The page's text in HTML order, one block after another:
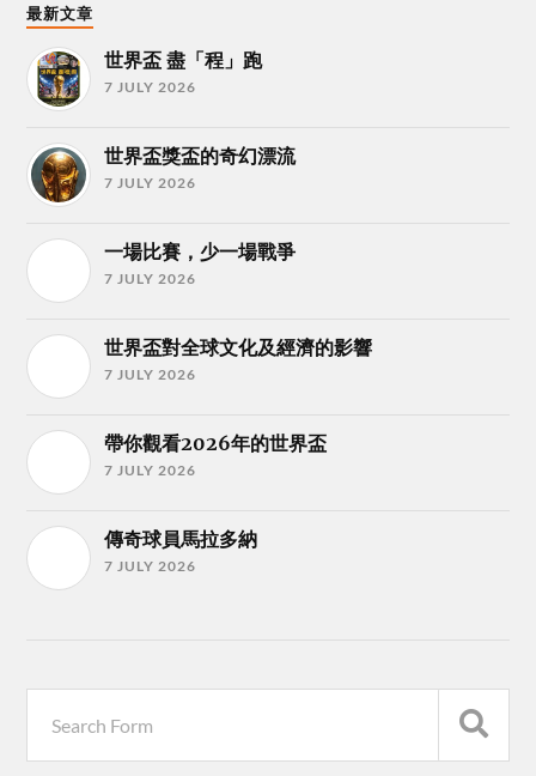
最新文章
世界盃 盡「程」跑
7 JULY 2026
世界盃獎盃的奇幻漂流
7 JULY 2026
一場比賽，少一場戰爭
7 JULY 2026
世界盃對全球文化及經濟的影響
7 JULY 2026
帶你觀看2026年的世界盃
7 JULY 2026
傳奇球員馬拉多納
7 JULY 2026